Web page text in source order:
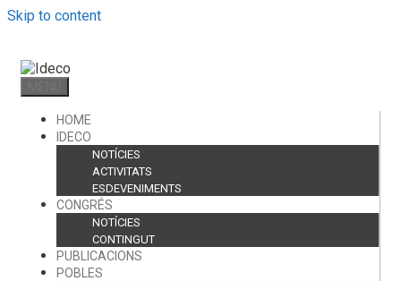
Skip to content
HOME
IDECO
NOTÍCIES
ACTIVITATS
ESDEVENIMENTS
CONGRÉS
NOTÍCIES
CONTINGUT
PUBLICACIONS
POBLES